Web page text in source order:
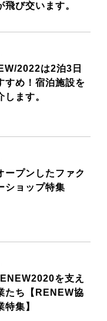
飛び交います。
2022は2泊3日
すめ！宿泊施設を
します。
ープンしたファク
ショップ特集
を支え
たち【RENEW協
特集】